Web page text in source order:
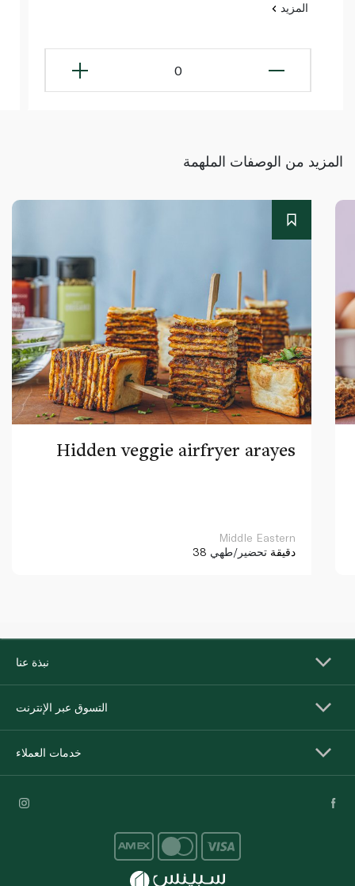
المزيد
0
المزيد من الوصفات الملهمة
Hidden veggie airfryer arayes
Middle Eastern
38 دقيقة تحضير/طهي
نبذة عنا
التسوق عبر الإنترنت
خدمات العملاء